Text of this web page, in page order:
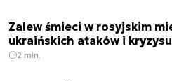
Zalew śmieci w rosyjskim
ukraińskich ataków i
2 min.